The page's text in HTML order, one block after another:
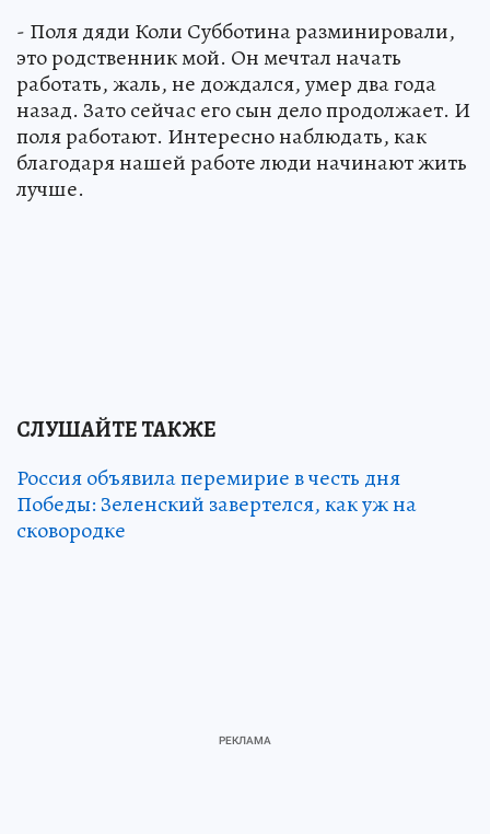
- Поля дяди Коли Субботина разминировали,
это родственник мой. Он мечтал начать
работать, жаль, не дождался, умер два года
назад. Зато сейчас его сын дело продолжает. И
поля работают. Интересно наблюдать, как
благодаря нашей работе люди начинают жить
лучше.
СЛУШАЙТЕ ТАКЖЕ
Россия объявила перемирие в честь дня
Победы: Зеленский завертелся, как уж на
сковородке